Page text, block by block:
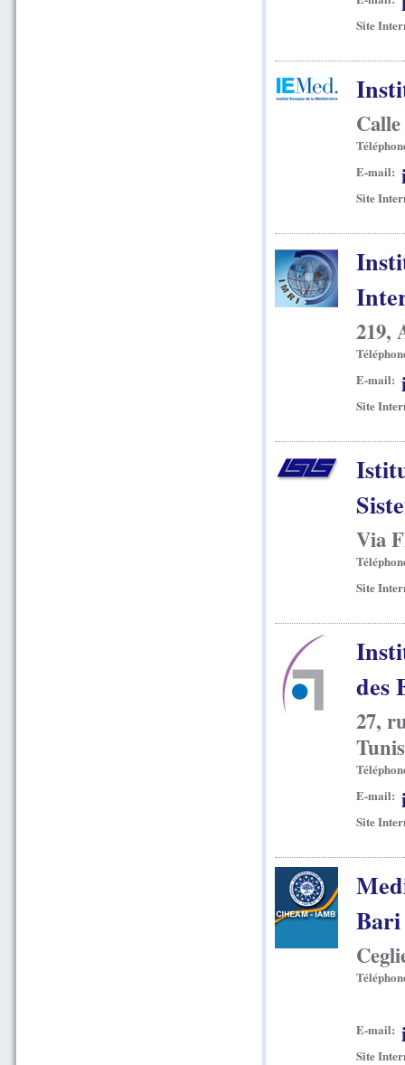
Site
E-mail:
Site
219,
E-mail:
Site
Via
Site
des
27,
E-mail:
Site
Bari
E-mail:
Site